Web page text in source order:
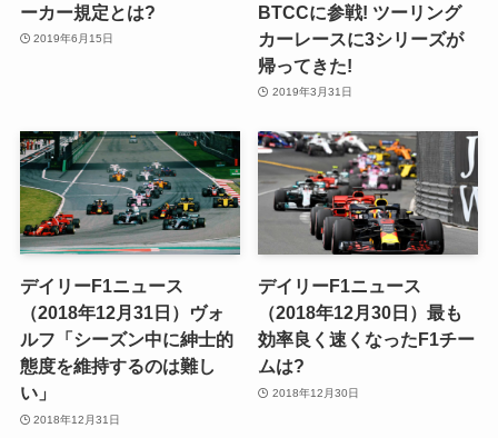
ーカー規定とは?
2019年6月15日
BTCCに参戦! ツーリング
カーレースに3シリーズが
帰ってきた!
2019年3月31日
デイリーF1ニュース
（2018年12月31日）ヴォ
ルフ「シーズン中に紳士的
態度を維持するのは難し
い」
2018年12月31日
デイリーF1ニュース
（2018年12月30日）最も
効率良く速くなったF1チー
ムは?
2018年12月30日